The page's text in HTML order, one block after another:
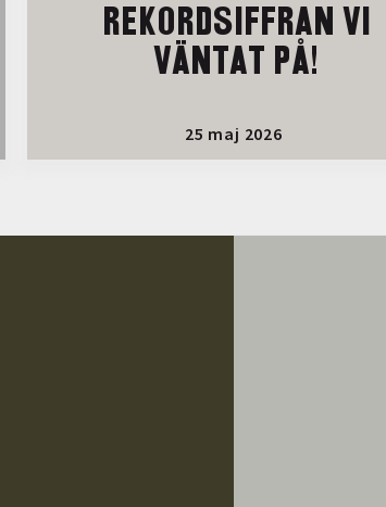
REKORDSIFFRAN VI
VÄNTAT PÅ!
25 maj 2026